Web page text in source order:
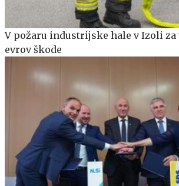
V požaru industrijske hale v Izoli za
evrov škode